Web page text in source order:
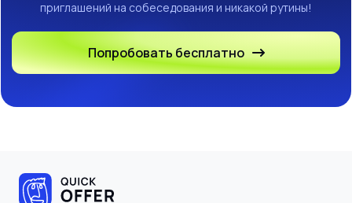
приглашений на собеседования и никакой рутины!
Попробовать бесплатно